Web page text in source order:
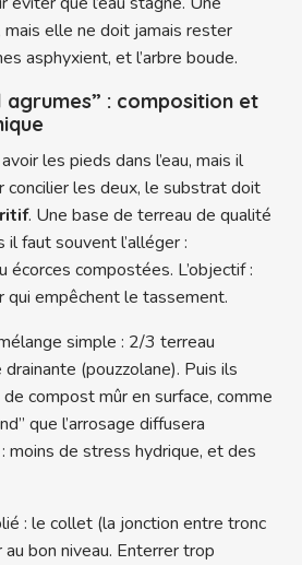
elle ne doit jamais rester
asphyxient, et l’arbre boude.
agrumes” : composition et
les pieds dans l’eau, mais il
concilier les deux, le substrat doit
. Une base de terreau de qualité
faut souvent l’alléger :
écorces compostées. L’objectif :
qui empêchent le tassement.
simple : 2/3 terreau
(pouzzolane). Puis ils
compost mûr en surface, comme
que l’arrosage diffusera
moins de stress hydrique, et des
: le collet (la jonction entre tronc
bon niveau. Enterrer trop